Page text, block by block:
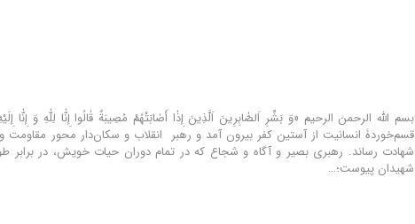
بسم الله الرحمن الرحیم «وَ بَشِّرِ اَلصّٰابِرِينَ اَلَّذِينَ إِذٰا أَصٰابَتْهُمْ مُصِيبَةٌ قٰالُوا إِنّٰا لِلّٰهِ وَ
قسم‌خوردۀ انسانیت از آستین کفر بیرون آمد و رهبر انقلاب و سکان‌دار محور مقاومت و
شهادت رساند. رهبری بصیر و آگاه و شجاع که در تمام دوران حیات خویش، در
شهیدان پیوست؛…